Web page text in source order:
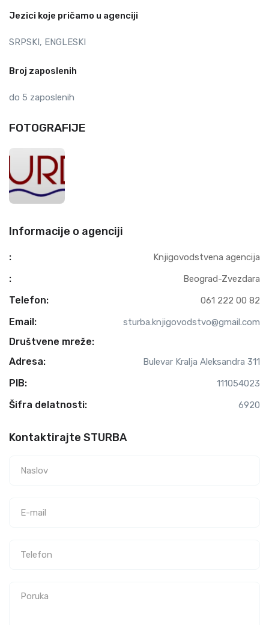
Jezici koje pričamo u agenciji
SRPSKI, ENGLESKI
Broj zaposlenih
do 5 zaposlenih
FOTOGRAFIJE
Informacije o agenciji
: Knjigovodstvena agencija
: Beograd-Zvezdara
Telefon: 061 222 00 82
Email: sturba.knjigovodstvo@gmail.com
Društvene mreže:
Adresa:
Bulevar Kralja Aleksandra 311
PIB: 111054023
Šifra delatnosti: 6920
Kontaktirajte STURBA